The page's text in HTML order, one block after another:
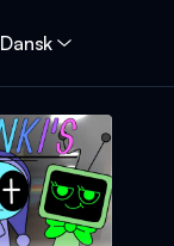
Dansk